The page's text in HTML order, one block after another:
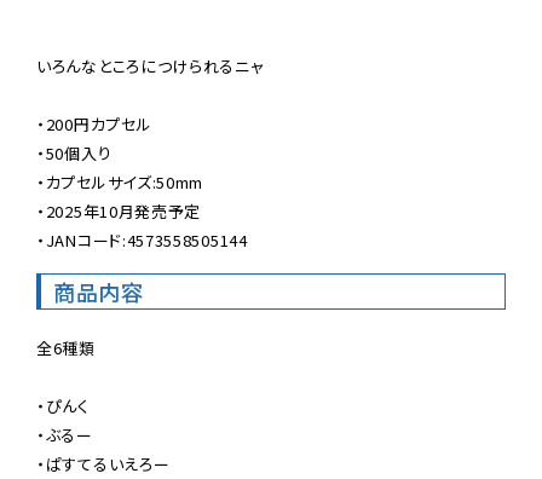
いろんなところにつけられるニャ
・200円カプセル
・50個入り
・カプセルサイズ:50mm
・2025年10月発売予定
・JANコード:4573558505144
商品内容
全6種類
・ぴんく
・ぶるー
・ぱすてるいえろー